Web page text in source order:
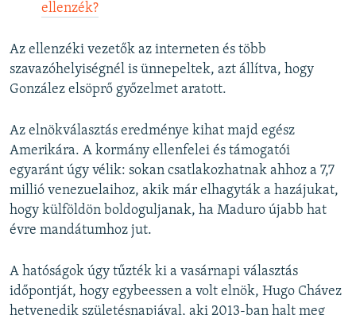
ellenzék?
Az ellenzéki vezetők az interneten és több
szavazóhelyiségnél is ünnepeltek, azt állítva, hogy
González elsöprő győzelmet aratott.
Az elnökválasztás eredménye kihat majd egész
Amerikára. A kormány ellenfelei és támogatói
egyaránt úgy vélik: sokan csatlakozhatnak ahhoz a 7,7
millió venezuelaihoz, akik már elhagyták a hazájukat,
hogy külföldön boldoguljanak, ha Maduro újabb hat
évre mandátumhoz jut.
A hatóságok úgy tűzték ki a vasárnapi választás
időpontját, hogy egybeessen a volt elnök, Hugo Chávez
hetvenedik születésnapjával, aki 2013-ban halt meg